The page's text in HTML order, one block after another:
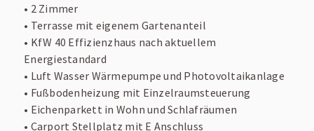
• 2 Zimmer
• Terrasse mit eigenem Gartenanteil
• KfW 40 Effizienzhaus nach aktuellem
Energiestandard
• Luft Wasser Wärmepumpe und Photovoltaikanlage
• Fußbodenheizung mit Einzelraumsteuerung
• Eichenparkett in Wohn und Schlafräumen
• Carport Stellplatz mit E Anschluss